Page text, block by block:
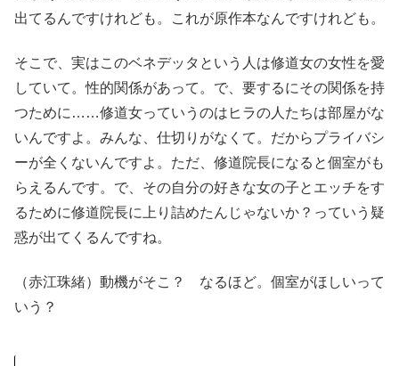
出てるんですけれども。これが原作本なんですけれども。
そこで、実はこのベネデッタという人は修道女の女性を愛
していて。性的関係があって。で、要するにその関係を持
つために……修道女っていうのはヒラの人たちは部屋がな
いんですよ。みんな、仕切りがなくて。だからプライバシ
ーが全くないんですよ。ただ、修道院長になると個室がも
らえるんです。で、その自分の好きな女の子とエッチをす
るために修道院長に上り詰めたんじゃないか？っていう疑
惑が出てくるんですね。
（赤江珠緒）動機がそこ？ なるほど。個室がほしいって
いう？